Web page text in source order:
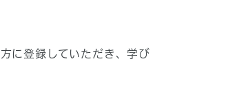
に登録していただき、学び